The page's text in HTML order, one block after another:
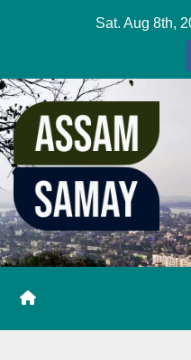
Sat. Aug 8th,